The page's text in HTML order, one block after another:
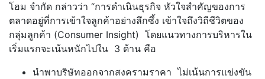
โฮม จำกัด กล่าวว่า “การดำเนินธุรกิจ หัวใจสำคัญของการ
ตลาดอยู่ที่การเข้าใจลูกค้าอย่างลึกซึ้ง เข้าใจถึงวิถีชีวิตของ
กลุ่มลูกค้า (Consumer Insight) โดยแนวทางการบริหารใน
เริ่มแรกจะเน้นหนักไปใน 3 ด้าน คือ
นำพาบริษัทออกจากสงครามราคา ไม่เน้นการแข่งขัน